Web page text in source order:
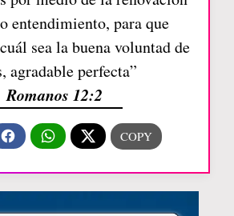
entendimiento, para que
sea la buena voluntad de
agradable perfecta”
Romanos 12:2